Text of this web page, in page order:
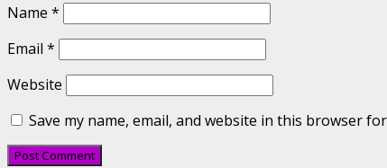
Name *
Email *
Website
Save my name, email, and website in this browser